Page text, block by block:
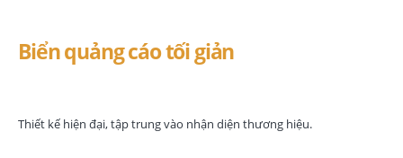
Biển quảng cáo tối giản
Thiết kế hiện đại, tập trung vào nhận diện thương hiệu.